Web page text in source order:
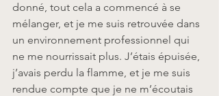
donné, tout cela a commencé à se
mélanger, et je me suis retrouvée dans
un environnement professionnel qui
ne me nourrissait plus. J’étais épuisée,
j’avais perdu la flamme, et je me suis
rendue compte que je ne m’écoutais